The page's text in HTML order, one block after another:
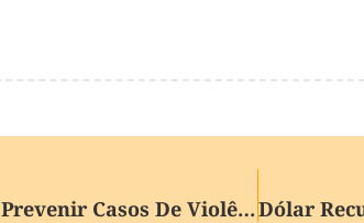
Câmara Aprova Programa Para Prevenir Casos De Violência Contra A Mulher; Entenda